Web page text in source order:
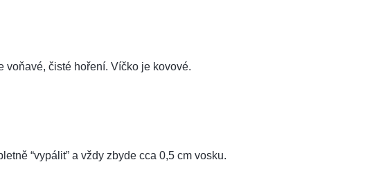
voňavé, čisté hoření. Víčko je kovové.
“vypálit” a vždy zbyde cca 0,5 cm vosku.